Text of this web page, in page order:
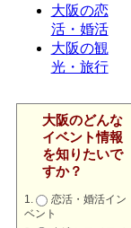
大阪の恋
活・婚活
大阪の観
光・旅行
大阪のどんな
イベント情報
を知りたいで
すか？
恋活・婚活イン
ベント